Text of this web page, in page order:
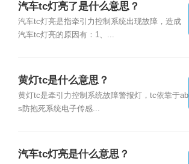
汽车tc灯亮了是什么意思？
汽车tc灯亮是指牵引力控制系统出现故障，造成
汽车tc灯亮的原因有：1、...
黄灯tc是什么意思？
黄灯tc是牵引力控制系统故障警报灯，tc依靠于ab
s防抱死系统电子传感...
汽车tc灯亮是什么意思？